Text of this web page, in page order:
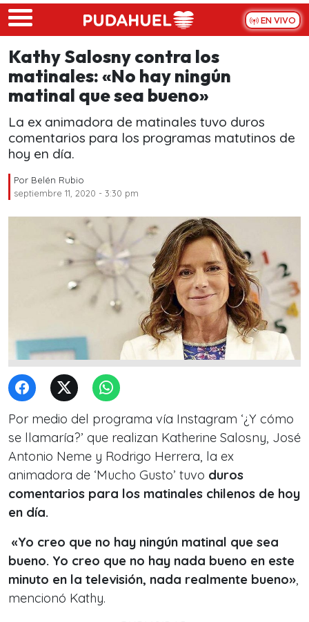
Skip to main content
EN VIVO
Kathy Salosny contra los
matinales: «No hay ningún
matinal que sea bueno»
La ex animadora de matinales tuvo duros
comentarios para los programas matutinos de
hoy en día.
Por Belén Rubio
septiembre 11, 2020 - 3:30 pm
Por medio del programa vía Instagram ‘¿Y cómo
se llamaría?’ que realizan Katherine Salosny, José
Antonio Neme y Rodrigo Herrera, la ex
animadora de ‘Mucho Gusto’ tuvo duros
comentarios para los matinales chilenos de hoy
en día.
«Yo creo que no hay ningún matinal que sea
bueno. Yo creo que no hay nada bueno en este
minuto en la televisión, nada realmente bueno»
mencionó Kathy.